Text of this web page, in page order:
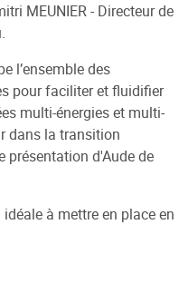
MEUNIER - Directeur de
l’ensemble des
pour faciliter et fluidifier
multi-énergies et multi-
dans la transition
présentation d'Aude de
à mettre en place en